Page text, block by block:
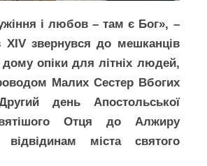
і любов – там є Бог», –
звернувся до мешканців
опіки для літніх людей,
Малих Сестер Вбогих
день Апостольської
Отця до Алжиру
відвідинам міста святого